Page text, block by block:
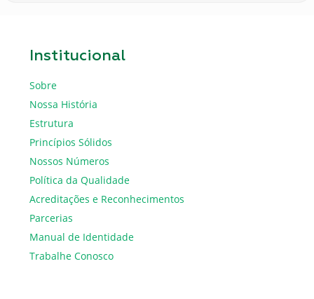
Institucional
Sobre
Nossa História
Estrutura
Princípios Sólidos
Nossos Números
Política da Qualidade
Acreditações e Reconhecimentos
Parcerias
Manual de Identidade
Trabalhe Conosco